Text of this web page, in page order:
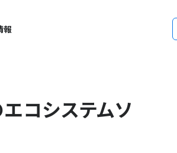
報
エコシステムソ